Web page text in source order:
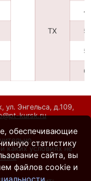
TX
Энгельса, д.109,
kursk.ru
каких условиях не
обеспечивающие
статистику
сайта, вы
файлов cookie и